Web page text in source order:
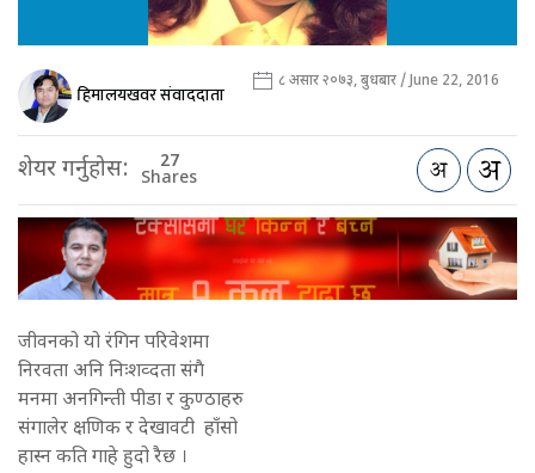
हिमालयखवर संवाददाता ८ असार २०७३, बुधबार / June 22, 2016
शेयर गर्नुहोस: 27
Shares
जीवनको यो रंगिन परिवेशमा
निरवता अनि निःशव्दता संगै
मनमा अनगिन्ती पीडा र कुण्ठाहरु
संगालेर क्षणिक र देखावटी हाँसो
हास्न कति गाहे हुदो रैछ ।